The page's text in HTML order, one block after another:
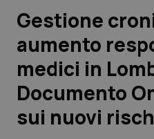
Lavoro e Professioni
Scienza e Farmaci
Studi e Analisi
Lettere al direttore
Gestione
aumento
medici in
Documento
sui nuovi